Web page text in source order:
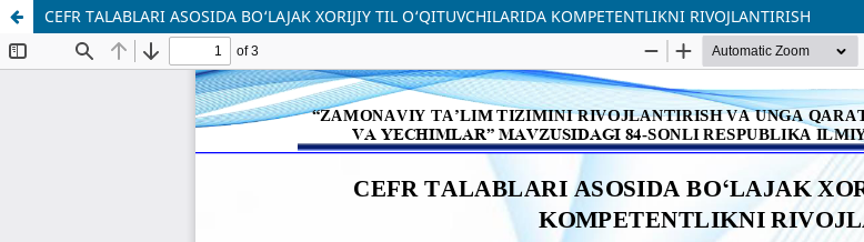
CEFR TALABLARI ASOSIDA BO‘LAJAK XORIJIY TIL O‘QITUVCHILARIDA KOMPETENTLIKNI RIVOJLANTIRISH